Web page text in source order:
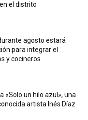
el distrito
agosto estará
para integrar el
y cocineros
«Solo un hilo azul», una
artista Inés Díaz